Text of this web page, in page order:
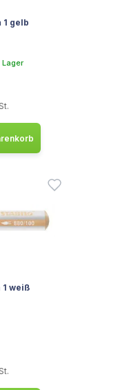
1 gelb
Lager
1 weiß